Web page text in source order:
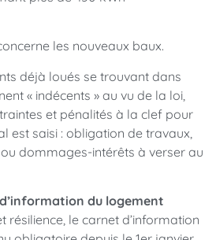
les nouveaux baux.
déjà loués se trouvant dans
« indécents » au vu de la loi,
et pénalités à la clef pour
est saisi : obligation de travaux,
dommages-intérêts à verser au
du logement
résilience, le carnet d’information